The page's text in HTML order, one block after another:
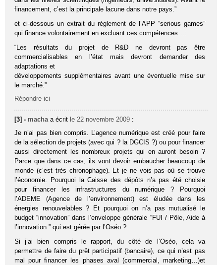
financement, c’est la principale lacune dans notre pays.”
et ci-dessous un extrait du règlement de l’APP “serious games”
qui finance volontairement en excluant ces compétences…:
“Les résultats du projet de R&D ne devront pas être
commercialisables en l’état mais devront demander des
adaptations et
développements supplémentaires avant une éventuelle mise sur
le marché.”
Répondre ici
[3] - macha a écrit le 22 novembre 2009 :
Je n’ai pas bien compris. L’agence numérique est créé pour faire
de la sélection de projets (avec qui ? la DGCIS ?) ou pour financer
aussi directement les nombreux projets qui en auront besoin ?
Parce que dans ce cas, ils vont devoir embaucher beaucoup de
monde (c’est très chronophage). Et je ne vois pas où se trouve
l’économie. Pourquoi la Caisse des dépôts n’a pas été choisie
pour financer les infrastructures du numérique ? Pourquoi
l’ADEME (Agence de l’environnement) est éludée dans les
énergies renouvelables ? Et pourquoi on n’a pas mutualisé le
budget “innovation” dans l’enveloppe générale “FUI / Pôle, Aide à
l’innovation ” qui est gérée par l’Oséo ?
Si j’ai bien compris le rapport, du côté de l’Oséo, cela va
permettre de faire du prêt participatif (bancaire), ce qui n’est pas
mal pour financer les phases aval (commercial, marketing…)et